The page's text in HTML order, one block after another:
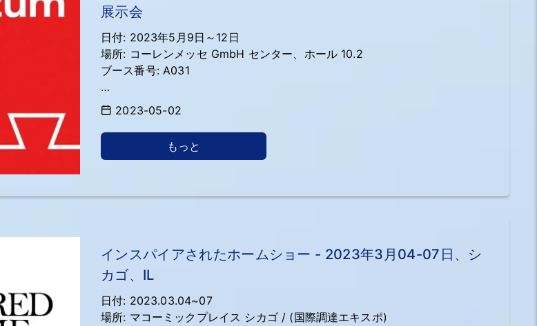
展示会
日付: 2023年5月9日～12日
場所: コーレンメッセ GmbH センター、ホール 10.2
ブース番号: A031
https://www.interzum.com/en/exhibitor/bai_yeindustrial/
2023-05-02
もっと
インスパイアされたホームショー - 2023年3月04-07日、シ
カゴ、IL
日付: 2023.03.04~07
場所: マコーミックプレイス シカゴ / (国際調達エキスポ)